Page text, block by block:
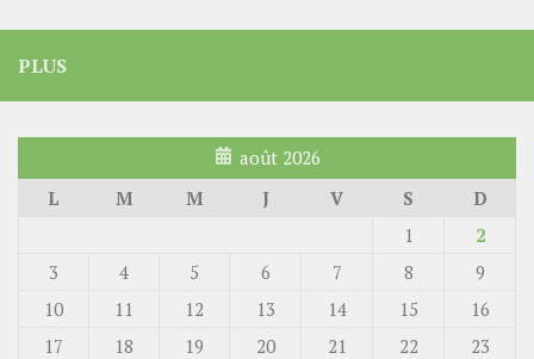
PLUS
août 2026
L
M M J V S
D
1
2
3
4 5 6 7 8
9
10
11 12 13 14 15
16
17
18 19 20 21 22
23